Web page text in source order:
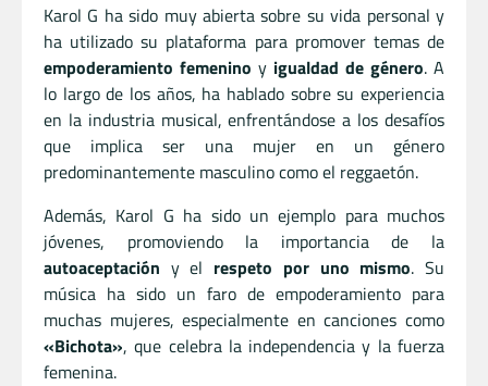
Karol G ha sido muy abierta sobre su vida personal y
ha utilizado su plataforma para promover temas de
empoderamiento femenino y igualdad de género. A
lo largo de los años, ha hablado sobre su experiencia
en la industria musical, enfrentándose a los desafíos
que implica ser una mujer en un género
predominantemente masculino como el reggaetón.
Además, Karol G ha sido un ejemplo para muchos
jóvenes, promoviendo la importancia de la
autoaceptación y el respeto por uno mismo. Su
música ha sido un faro de empoderamiento para
muchas mujeres, especialmente en canciones como
«Bichota», que celebra la independencia y la fuerza
femenina.